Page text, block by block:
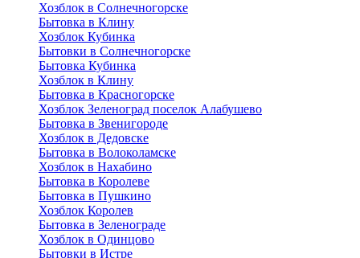
Хозблок в Солнечногорске
Бытовка в Клину
Хозблок Кубинка
Бытовки в Солнечногорске
Бытовка Кубинка
Хозблок в Клину
Бытовка в Красногорске
Хозблок Зеленоград поселок Алабушево
Бытовка в Звенигороде
Хозблок в Дедовске
Бытовка в Волоколамске
Хозблок в Нахабино
Бытовка в Королеве
Бытовкa в Пушкино
Хозблок Королев
Бытовка в Зеленограде
Хозблок в Одинцово
Бытовки в Истре